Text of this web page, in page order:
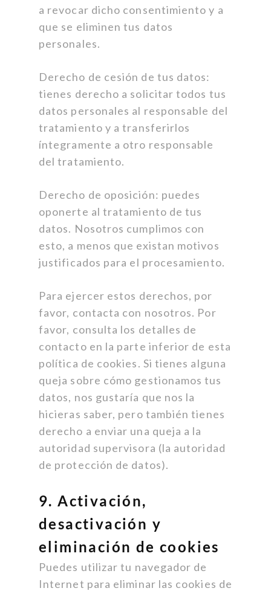
a revocar dicho consentimiento y a
que se eliminen tus datos
personales.
Derecho de cesión de tus datos:
tienes derecho a solicitar todos tus
datos personales al responsable del
tratamiento y a transferirlos
íntegramente a otro responsable
del tratamiento.
Derecho de oposición: puedes
oponerte al tratamiento de tus
datos. Nosotros cumplimos con
esto, a menos que existan motivos
justificados para el procesamiento.
Para ejercer estos derechos, por
favor, contacta con nosotros. Por
favor, consulta los detalles de
contacto en la parte inferior de esta
política de cookies. Si tienes alguna
queja sobre cómo gestionamos tus
datos, nos gustaría que nos la
hicieras saber, pero también tienes
derecho a enviar una queja a la
autoridad supervisora (la autoridad
de protección de datos).
9. Activación,
desactivación y
eliminación de cookies
Puedes utilizar tu navegador de
Internet para eliminar las cookies de